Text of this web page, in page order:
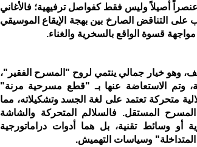
أصيلاً وليس فقط كفواصل ترفيهية؛ فالأغاني
التناقض الصارخ بين بهجة الإيقاع الموسيقي
قسوة الواقع بالسخرية والغناء.
وهو خيار جمالي ينتمي لروح "المسرح الفقير"،
وتم الاستعاضة عنها بـ "قطع مسرحية مرنة"
متحركة تعتمد على لغة الجسد وتشكيلاته، مما
المستقل. فالسلالم المتحركة والشاشة
أو وسائط تقنية، بل هما أدوات دراماتورجية
وسياسات التهميش.